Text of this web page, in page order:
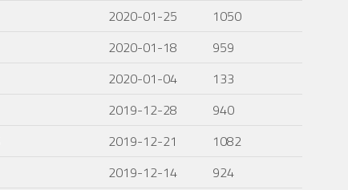
2020-01-25 1050
2020-01-18 959
2020-01-04 133
2019-12-28 940
2019-12-21 1082
2019-12-14 924